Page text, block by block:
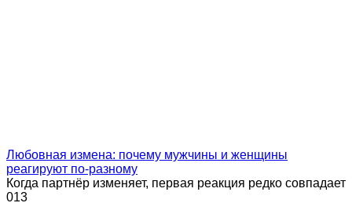
Любовная измена: почему мужчины и женщины
реагируют по-разному
Когда партнёр изменяет, первая реакция редко совпадает
013